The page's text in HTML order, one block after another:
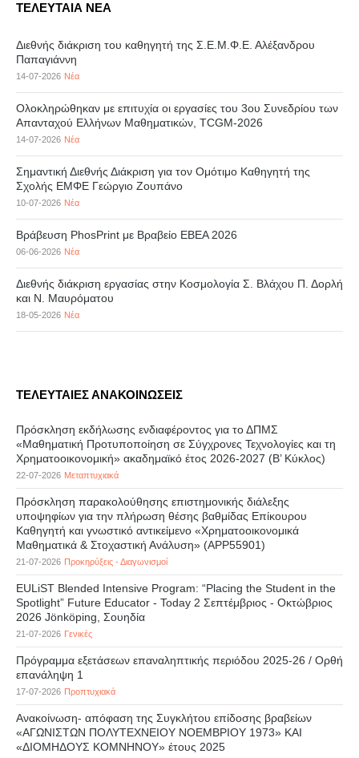
ΤΕΛΕΥΤΑΙΑ ΝΕΑ
Διεθνής διάκριση του καθηγητή της Σ.Ε.Μ.Φ.Ε. Αλέξανδρου
Παπαγιάννη
14-07-2026 Νέα
Ολοκληρώθηκαν με επιτυχία οι εργασίες του 3ου Συνεδρίου των
Απανταχού Ελλήνων Μαθηματικών, TCGM-2026
14-07-2026 Νέα
Σημαντική Διεθνής Διάκριση για τον Ομότιμο Καθηγητή της
Σχολής ΕΜΦΕ Γεώργιο Ζουπάνο
10-07-2026 Νέα
Βράβευση PhosPrint με Βραβείο ΕΒΕΑ 2026
06-06-2026 Νέα
Διεθνής διάκριση εργασίας στην Κοσμολογία Σ. Βλάχου Π. Δορλή
και Ν. Μαυρόματου
18-05-2026 Νέα
ΤΕΛΕΥΤΑΙΕΣ ΑΝΑΚΟΙΝΩΣΕΙΣ
Πρόσκληση εκδήλωσης ενδιαφέροντος για το ΔΠΜΣ
«Μαθηματική Προτυποποίηση σε Σύγχρονες Τεχνολογίες και τη
Χρηματοοικονομική» ακαδημαϊκό έτος 2026-2027 (B’ Kύκλος)
22-07-2026 Μεταπτυχιακά
Πρόσκληση παρακολούθησης επιστημονικής διάλεξης
υποψηφίων για την πλήρωση θέσης βαθμίδας Επίκουρου
Καθηγητή και γνωστικό αντικείμενο «Χρηματοοικονομικά
Μαθηματικά & Στοχαστική Ανάλυση» (APP55901)
21-07-2026 Προκηρύξεις - Διαγωνισμοί
EULiST Blended Intensive Program: “Placing the Student in the
Spotlight” Future Educator - Today 2 Σεπτέμβριος - Οκτώβριος
2026 Jönköping, Σουηδία
21-07-2026 Γενικές
Πρόγραμμα εξετάσεων επαναληπτικής περιόδου 2025-26 / Ορθή
επανάληψη 1
17-07-2026 Προπτυχιακά
Ανακοίνωση- απόφαση της Συγκλήτου επίδοσης βραβείων
«ΑΓΩΝΙΣΤΩΝ ΠΟΛΥΤΕΧΝΕΙΟΥ ΝΟΕΜΒΡΙΟΥ 1973» ΚΑΙ
«ΔΙΟΜΗΔΟΥΣ ΚΟΜΝΗΝΟΥ» έτους 2025